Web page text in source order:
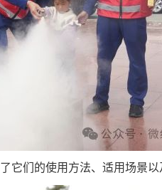
它们的使用方法、适用场景以